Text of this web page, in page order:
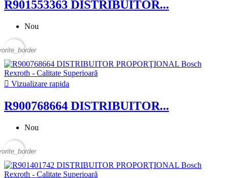
R901553363 DISTRIBUITOR...
Nou
 Vizualizare rapida
R900768664 DISTRIBUITOR...
Nou